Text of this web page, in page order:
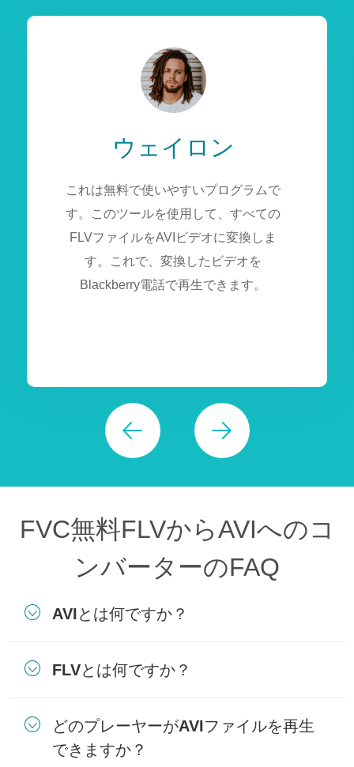
ウェイロン
これは無料で使いやすいプログラムで
す。このツールを使用して、すべての
FLVファイルをAVIビデオに変換しま
す。これで、変換したビデオを
Blackberry電話で再生できます。
FVC無料FLVからAVIへのコ
ンバーターのFAQ
AVIとは何ですか？
FLVとは何ですか？
どのプレーヤーがAVIファイルを再生
できますか？